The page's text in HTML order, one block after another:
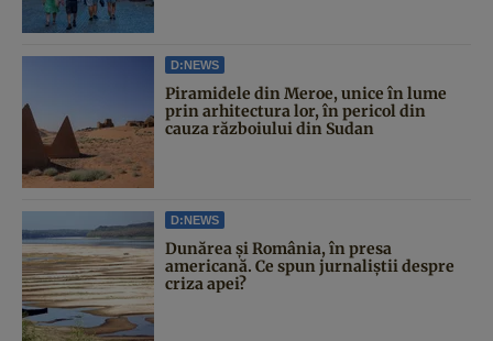
D:NEWS
Piramidele din Meroe, unice în lume
prin arhitectura lor, în pericol din
cauza războiului din Sudan
D:NEWS
Dunărea și România, în presa
americană. Ce spun jurnaliștii despre
criza apei?